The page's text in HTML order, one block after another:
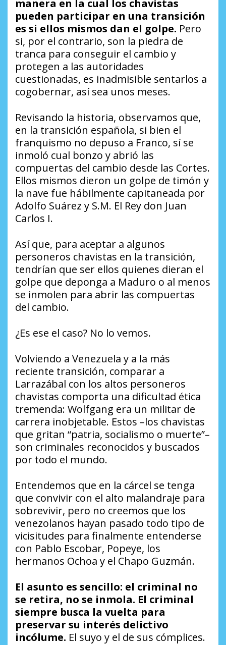
manera en la cual los chavistas
pueden participar en una transición
es si ellos mismos dan el golpe. Pero
si, por el contrario, son la piedra de
tranca para conseguir el cambio y
protegen a las autoridades
cuestionadas, es inadmisible sentarlos a
cogobernar, así sea unos meses.
Revisando la historia, observamos que,
en la transición española, si bien el
franquismo no depuso a Franco, sí se
inmoló cual bonzo y abrió las
compuertas del cambio desde las Cortes.
Ellos mismos dieron un golpe de timón y
la nave fue hábilmente capitaneada por
Adolfo Suárez y S.M. El Rey don Juan
Carlos I.
Así que, para aceptar a algunos
personeros chavistas en la transición,
tendrían que ser ellos quienes dieran el
golpe que deponga a Maduro o al menos
se inmolen para abrir las compuertas
del cambio.
¿Es ese el caso? No lo vemos.
Volviendo a Venezuela y a la más
reciente transición, comparar a
Larrazábal con los altos personeros
chavistas comporta una dificultad ética
tremenda: Wolfgang era un militar de
carrera inobjetable. Estos –los chavistas
que gritan “patria, socialismo o muerte”–
son criminales reconocidos y buscados
por todo el mundo.
Entendemos que en la cárcel se tenga
que convivir con el alto malandraje para
sobrevivir, pero no creemos que los
venezolanos hayan pasado todo tipo de
vicisitudes para finalmente entenderse
con Pablo Escobar, Popeye, los
hermanos Ochoa y el Chapo Guzmán.
El asunto es sencillo: el criminal no
se retira, no se inmola. El criminal
siempre busca la vuelta para
preservar su interés delictivo
incólume. El suyo y el de sus cómplices.